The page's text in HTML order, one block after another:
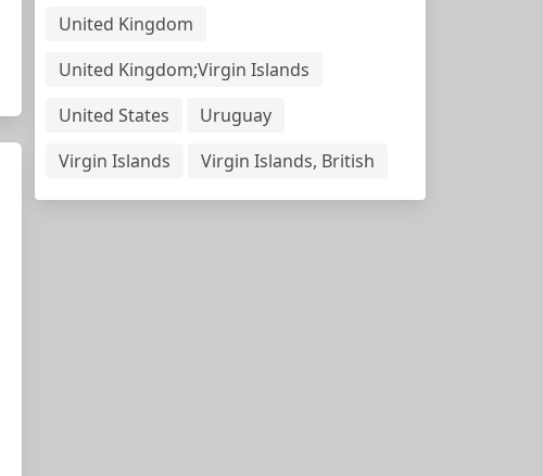
United Kingdom
United Kingdom;Virgin Islands
United States
Uruguay
Virgin Islands
Virgin Islands, British